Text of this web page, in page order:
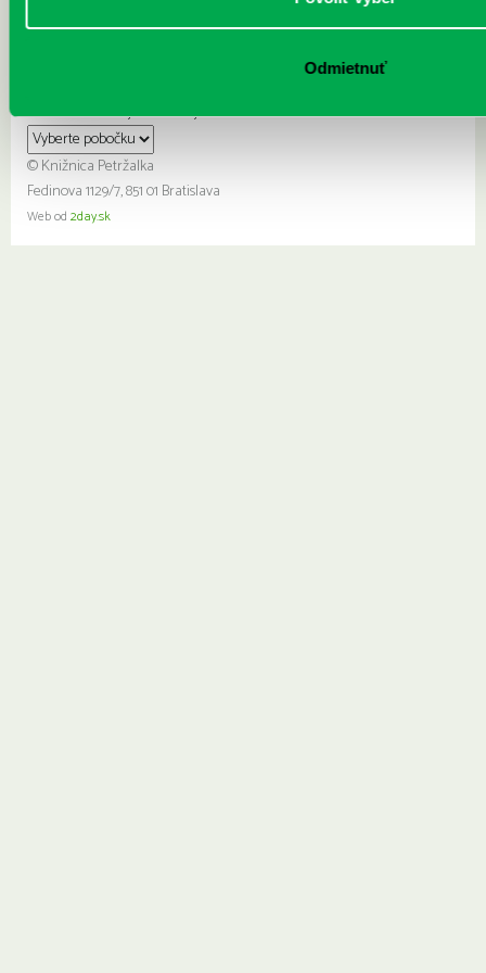
Odmietnuť
Otváracie hodiny a kontakty:
© Knižnica Petržalka
Fedinova 1129/7, 851 01 Bratislava
Web od 2day.sk